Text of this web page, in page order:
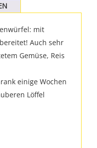
mit
Auch sehr
Gemüse, Reis
einige Wochen
Löffel